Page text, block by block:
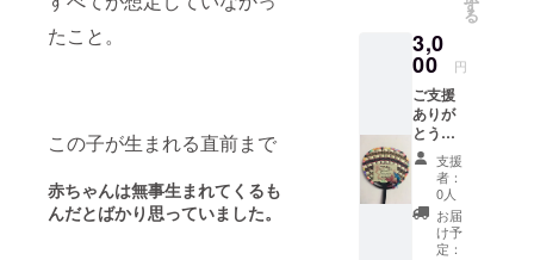
たこと。
この子が生まれる直前まで
赤ちゃんは無事生まれてくるも
んだとばかり思っていました。
２枚
セット
です。
色はお
任せに
なりま
すの
で、お
楽しみ
に！
す
る
3,0
00 円
ご支援
ありが
とうご
ざいま
す！ 一
つ一
つ、心
を込め
て丁寧
支援
者：
0人
お届
け予
定：